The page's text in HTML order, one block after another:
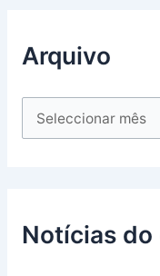
Arquivo
Notícias do